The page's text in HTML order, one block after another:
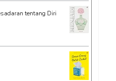
tentang Diri